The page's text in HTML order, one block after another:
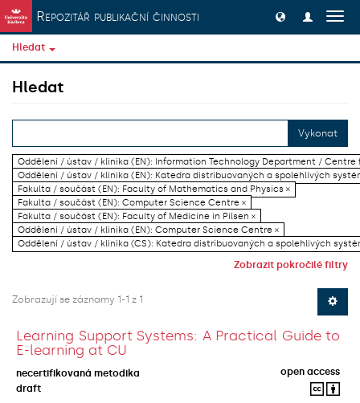
Přeskočit na obsah
Repozitář publikační činnosti
Hledat
Hledat
Vykonat
Oddělení / ústav / klinika (EN): Information Technology Department / Centre
Oddělení / ústav / klinika (EN): Katedra distribuovaných a spolehlivých
Fakulta / součást (EN): Faculty of Mathematics and Physics ×
Fakulta / součást (EN): Computer Science Centre ×
Fakulta / součást (EN): Faculty of Medicine in Pilsen ×
Oddělení / ústav / klinika (EN): Computer Science Centre ×
Oddělení / ústav / klinika (CS): Katedra distribuovaných a spolehlivých
Zobrazit pokročilé filtry
Zobrazují se záznamy 1-1 z 1
Learning Support Systems: A Practical Guide to
E-learning at CU
necertifikovaná metodika
open access
draft